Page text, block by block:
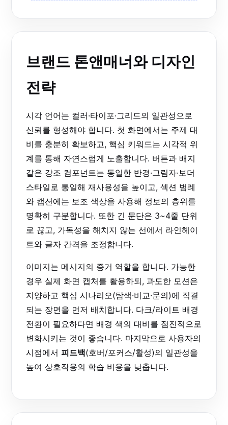
브랜드 톤앤매너와 디자인
전략
시각 언어는 컬러·타이포·그리드의 일관성으로
신뢰를 형성해야 합니다. 첫 화면에서는 주제 대
비를 충분히 확보하고, 핵심 키워드는 시각적 위
계를 통해 자연스럽게 노출합니다. 버튼과 배지
같은 강조 컴포넌트는 동일한 반경·그림자·보더
스타일로 통일해 재사용성을 높이고, 섹션 범례
와 캡션에는 보조 색상을 사용해 정보의 층위를
명확히 구분합니다. 또한 긴 문단은 3~4줄 단위
로 끊고, 가독성을 해치지 않는 선에서 라인헤이
트와 글자 간격을 조정합니다.
이미지는 메시지의 증거 역할을 합니다. 가능한
경우 실제 화면 캡처를 활용하되, 과도한 모션은
지양하고 핵심 시나리오(탐색·비교·문의)에 직결
되는 장면을 먼저 배치합니다. 다크/라이트 배경
전환이 필요하다면 배경 색의 대비를 점진적으로
변화시키는 것이 좋습니다. 마지막으로 사용자의
시점에서 피드백(호버/포커스/활성)의 일관성을
높여 상호작용의 학습 비용을 낮춥니다.